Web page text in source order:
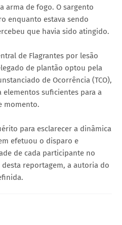
arma de fogo. O sargento
enquanto estava sendo
que havia sido atingido.
de Flagrantes por lesão
de plantão optou pela
de Ocorrência (TCO),
suficientes para a
momento.
para esclarecer a dinâmica
efetuou o disparo e
de cada participante no
reportagem, a autoria do